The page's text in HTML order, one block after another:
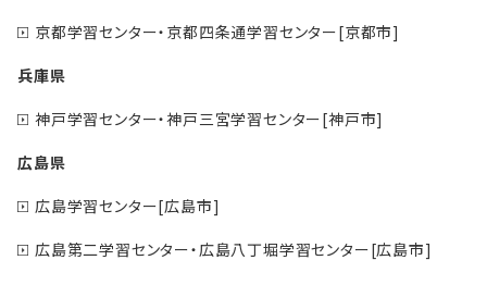
京都学習センター・京都四条通学習センター[京都市]
兵庫県
神戸学習センター・神戸三宮学習センター[神戸市]
広島県
広島学習センター[広島市]
広島第二学習センター・広島八丁堀学習センター[広島市]